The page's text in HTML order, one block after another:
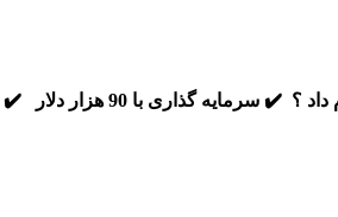
✔️ سرمایه گذاری با 90 هزار دلار